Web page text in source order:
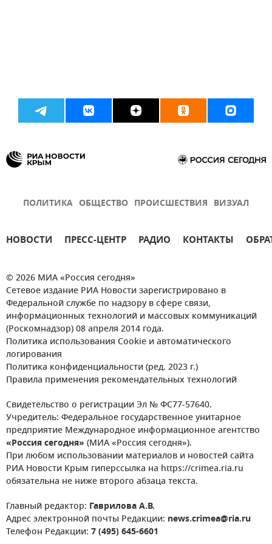
ПОЛИТИКА ОБЩЕСТВО ПРОИСШЕСТВИЯ ВИЗУАЛ
НОВОСТИ ПРЕСС-ЦЕНТР РАДИО КОНТАКТЫ
© 2026 МИА «Россия сегодня»
Сетевое издание РИА Новости зарегистрировано в
Федеральной службе по надзору в сфере связи,
информационных технологий и массовых коммуникаций
(Роскомнадзор) 08 апреля 2014 года.
Политика использования Cookie и автоматического
логирования
Политика конфиденциальности (ред. 2023 г.)
Правила применения рекомендательных технологий
Свидетельство о регистрации Эл № ФС77-57640.
Учредитель: Федеральное государственное унитарное
предприятие Международное информационное агентство
«Россия сегодня» (МИА «Россия сегодня»).
При любом использовании материалов и новостей сайта
РИА Новости Крым гиперссылка на https://crimea.ria.ru
обязательна не ниже второго абзаца текста.
Главный редактор: Гаврилова А.В.
Адрес электронной почты Редакции: news.crimea@ria.ru
Телефон Редакции: 7 (495) 645-6601